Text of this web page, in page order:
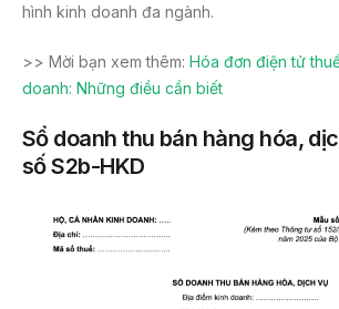
hình kinh doanh đa ngành.
>> Mời bạn xem thêm: Hóa đơn điện tử
doanh: Những điều cần biết
Sổ doanh thu bán hàng hóa,
số S2b-HKD